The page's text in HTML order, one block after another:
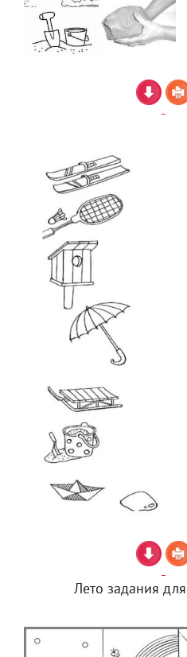
Лето задания